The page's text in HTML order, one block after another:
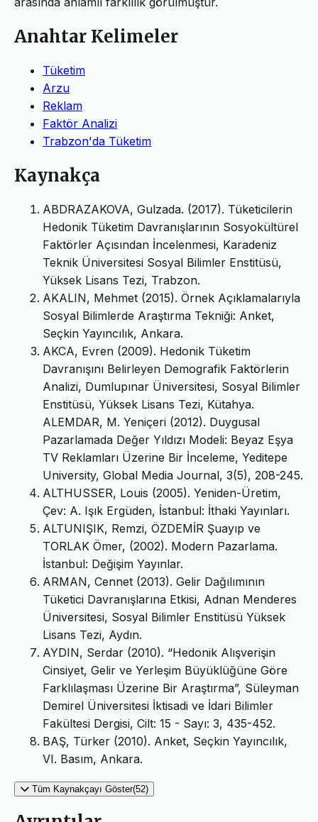
Anahtar Kelimeler
Tüketim
Arzu
Reklam
Faktör Analizi
Trabzon'da Tüketim
Kaynakça
ABDRAZAKOVA, Gulzada. (2017). Tüketicilerin
Hedonik Tüketim Davranışlarının Sosyokültürel
Faktörler Açısından İncelenmesi, Karadeniz
Teknik Üniversitesi Sosyal Bilimler Enstitüsü,
Yüksek Lisans Tezi, Trabzon.
AKALIN, Mehmet (2015). Örnek Açıklamalarıyla
Sosyal Bilimlerde Araştırma Tekniği: Anket,
Seçkin Yayıncılık, Ankara.
AKCA, Evren (2009). Hedonik Tüketim
Davranışını Belirleyen Demografik Faktörlerin
Analizi, Dumlupınar Üniversitesi, Sosyal Bilimler
Enstitüsü, Yüksek Lisans Tezi, Kütahya.
ALEMDAR, M. Yeniçeri (2012). Duygusal
Pazarlamada Değer Yıldızı Modeli: Beyaz Eşya
TV Reklamları Üzerine Bir İnceleme, Yeditepe
University, Global Media Journal, 3(5), 208-245.
ALTHUSSER, Louis (2005). Yeniden-Üretim,
Çev: A. Işık Ergüden, İstanbul: İthaki Yayınları.
ALTUNIŞIK, Remzi, ÖZDEMİR Şuayıp ve
TORLAK Ömer, (2002). Modern Pazarlama.
İstanbul: Değişim Yayınlar.
ARMAN, Cennet (2013). Gelir Dağılımının
Tüketici Davranışlarına Etkisi, Adnan Menderes
Üniversitesi, Sosyal Bilimler Enstitüsü Yüksek
Lisans Tezi, Aydın.
AYDIN, Serdar (2010). “Hedonik Alışverişin
Cinsiyet, Gelir ve Yerleşim Büyüklüğüne Göre
Farklılaşması Üzerine Bir Araştırma”, Süleyman
Demirel Üniversitesi İktisadi ve İdari Bilimler
Fakültesi Dergisi, Cilt: 15 - Sayı: 3, 435-452.
BAŞ, Türker (2010). Anket, Seçkin Yayıncılık,
VI. Basım, Ankara.
Tüm Kaynakçayı Göster(52)